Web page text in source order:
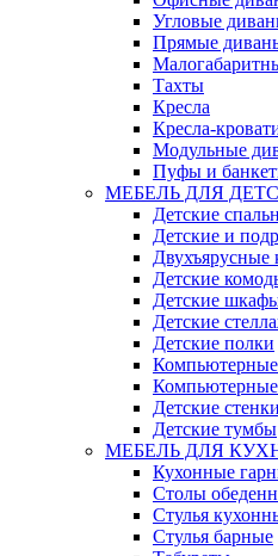
Угловые
Прямые
Тахты
Кресла
Кресла-
Модульные
Пуфы и
МЕБЕЛЬ ДЛЯ
Детские
Детские и
Двухъярусные
Детские
Детские
Детские
Детские полки
Компьютерные
Детские стенки
Детские тумбы
МЕБЕЛЬ ДЛЯ
Кухонные
Столы
Стулья
Стулья барные